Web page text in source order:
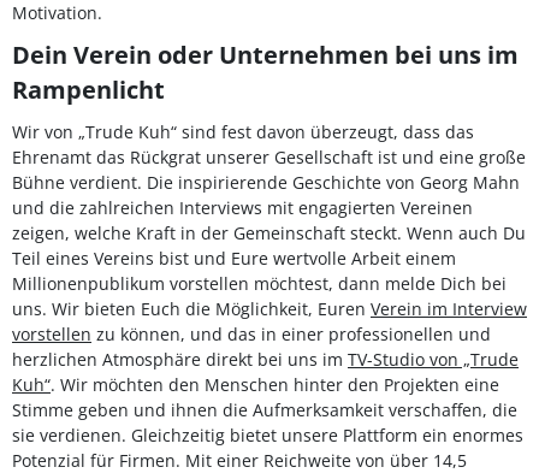
Motivation.
Dein Verein oder Unternehmen bei uns im
Rampenlicht
Wir von „Trude Kuh“ sind fest davon überzeugt, dass das
Ehrenamt das Rückgrat unserer Gesellschaft ist und eine große
Bühne verdient. Die inspirierende Geschichte von Georg Mahn
und die zahlreichen Interviews mit engagierten Vereinen
zeigen, welche Kraft in der Gemeinschaft steckt. Wenn auch Du
Teil eines Vereins bist und Eure wertvolle Arbeit einem
Millionenpublikum vorstellen möchtest, dann melde Dich bei
uns. Wir bieten Euch die Möglichkeit, Euren Verein im Interview
vorstellen zu können, und das in einer professionellen und
herzlichen Atmosphäre direkt bei uns im TV-Studio von „Trude
Kuh“. Wir möchten den Menschen hinter den Projekten eine
Stimme geben und ihnen die Aufmerksamkeit verschaffen, die
sie verdienen. Gleichzeitig bietet unsere Plattform ein enormes
Potenzial für Firmen. Mit einer Reichweite von über 14,5